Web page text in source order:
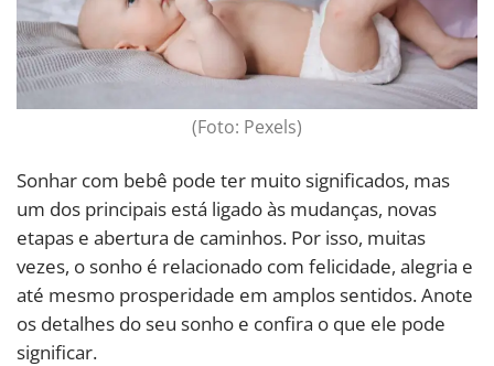
(Foto: Pexels)
Sonhar com bebê pode ter muito significados, mas
um dos principais está ligado às mudanças, novas
etapas e abertura de caminhos. Por isso, muitas
vezes, o sonho é relacionado com felicidade, alegria e
até mesmo prosperidade em amplos sentidos. Anote
os detalhes do seu sonho e confira o que ele pode
significar.